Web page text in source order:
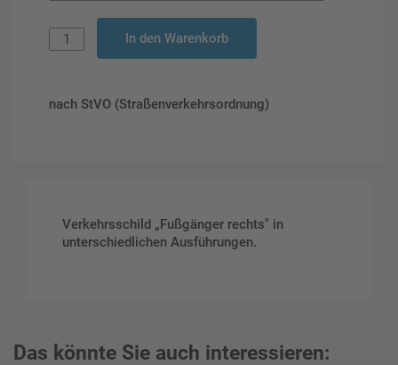
In den Warenkorb
nach StVO (Straßenverkehrsordnung)
Verkehrsschild „Fußgänger rechts" in
unterschiedlichen Ausführungen.
Das könnte Sie auch interessieren: